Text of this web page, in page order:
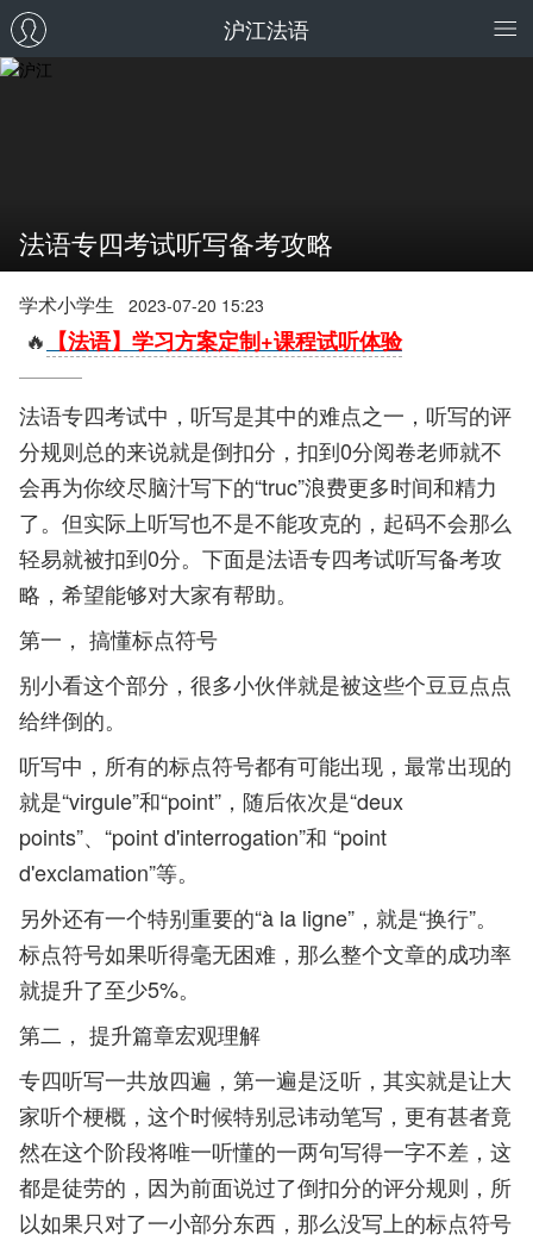
沪江法语
法语专四考试听写备考攻略
学术小学生 2023-07-20 15:23
🔥 【法语】学习方案定制+课程试听体验
法语专四考试中，听写是其中的难点之一，听写的评
分规则总的来说就是倒扣分，扣到0分阅卷老师就不
会再为你绞尽脑汁写下的“truc”浪费更多时间和精力
了。但实际上听写也不是不能攻克的，起码不会那么
轻易就被扣到0分。下面是法语专四考试听写备考攻
略，希望能够对大家有帮助。
第一， 搞懂标点符号
别小看这个部分，很多小伙伴就是被这些个豆豆点点
给绊倒的。
听写中，所有的标点符号都有可能出现，最常出现的
就是“virgule”和“point”，随后依次是“deux
points”、“point d'interrogation”和 “point
d'exclamation”等。
另外还有一个特别重要的“à la ligne”，就是“换行”。
标点符号如果听得毫无困难，那么整个文章的成功率
就提升了至少5%。
第二， 提升篇章宏观理解
专四听写一共放四遍，第一遍是泛听，其实就是让大
家听个梗概，这个时候特别忌讳动笔写，更有甚者竟
然在这个阶段将唯一听懂的一两句写得一字不差，这
都是徒劳的，因为前面说过了倒扣分的评分规则，所
以如果只对了一小部分东西，那么没写上的标点符号